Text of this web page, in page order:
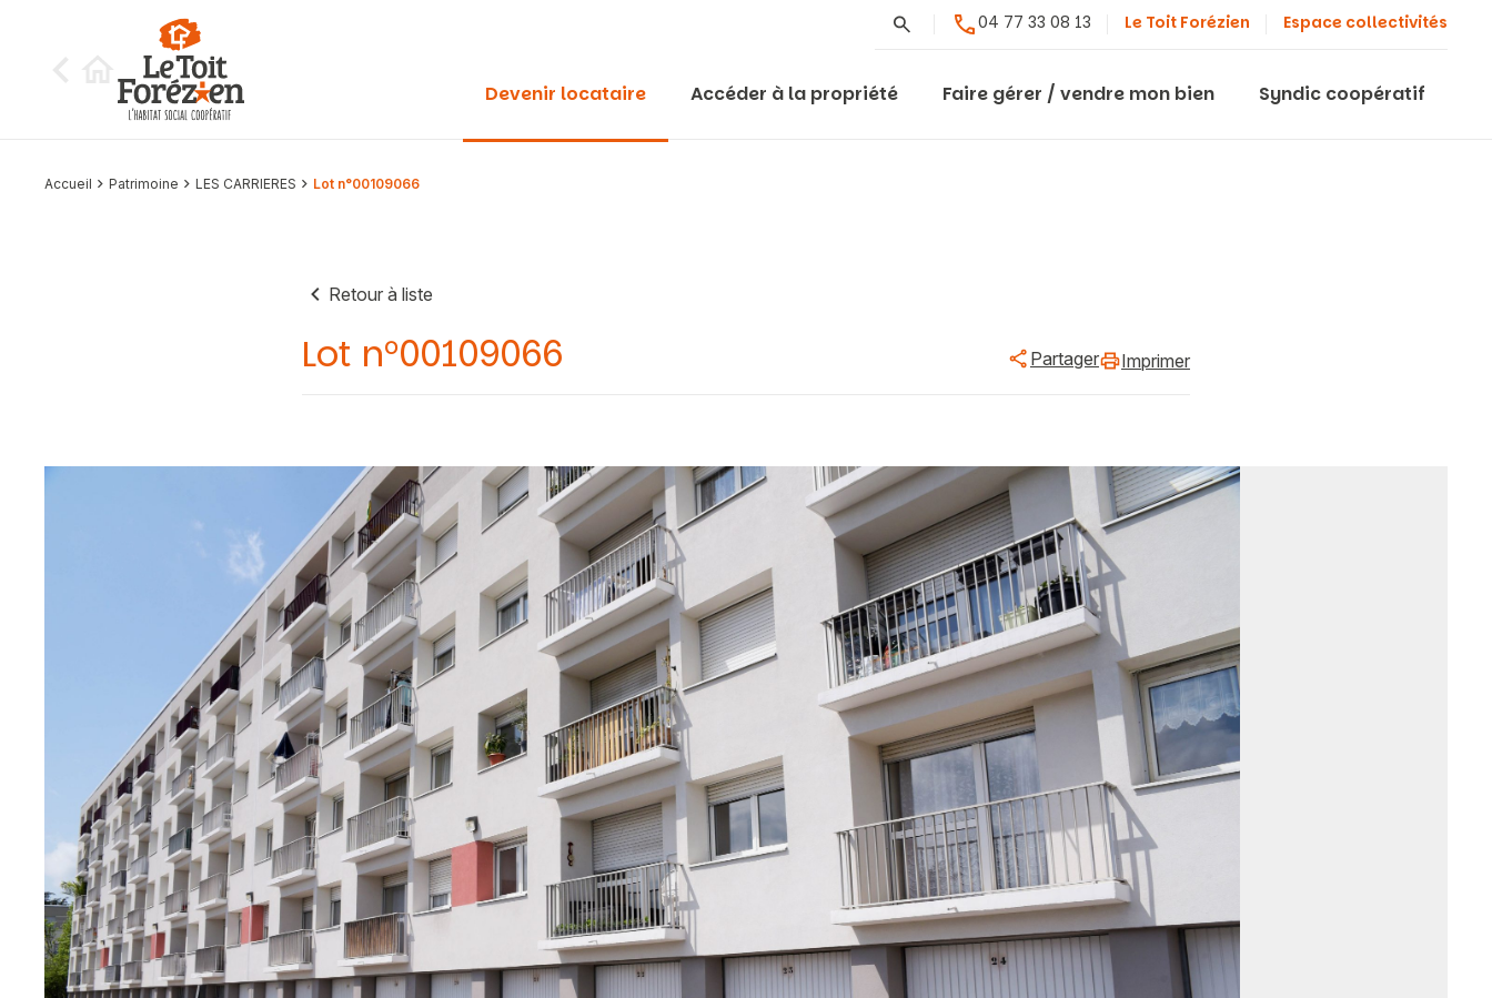
Rechercher04 77 33 08 13 Le Toit Forézien Espace collectivités
Devenir locataire Accéder à la propriété Faire gérer / vendre mon bien Syndic coopératif
Accueil Patrimoine LES CARRIERES Lot n°00109066
Retour à liste
Lot n°00109066 Partager Imprimer